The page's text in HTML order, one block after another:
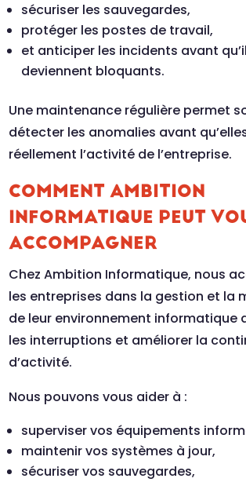
sécuriser les sauvegardes,
protéger les postes de travail,
et anticiper les incidents avant
deviennent bloquants.
Une maintenance régulière permet
détecter les anomalies avant
réellement l’activité de l’entreprise.
COMMENT AMBITION
INFORMATIQUE PEUT
ACCOMPAGNER
ChezAmbition Informatique, nous
les entreprises dans la gestion et la
de leur environnement informatique
les interruptions et améliorer la
d’activité.
Nous pouvons vous aider à :
superviser vos équipements
maintenir vos systèmes à jour,
sécuriser vos sauvegardes,